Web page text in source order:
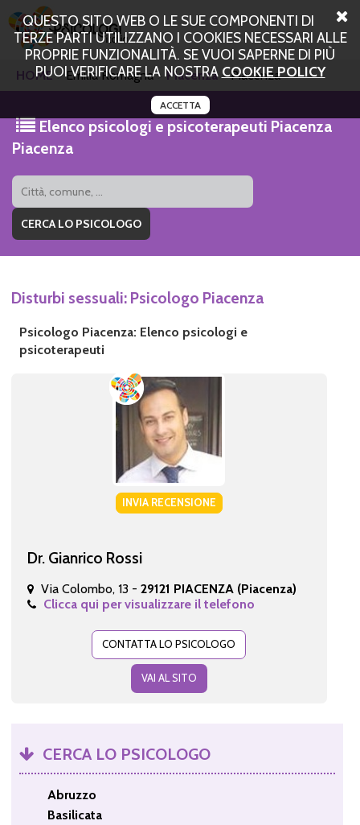
QUESTO SITO WEB O LE SUE COMPONENTI DI
TERZE PARTI UTILIZZANO I COOKIES NECESSARI ALLE
PROPRIE FUNZIONALITÀ. SE VUOI SAPERNE DI PIÙ
PUOI VERIFICARE LA NOSTRA COOKIE POLICY
ACCETTA
HOME Emilia Romagna Piacenza Piacenza
Elenco psicologi e psicoterapeuti Piacenza
Piacenza
Disturbi sessuali: Psicologo Piacenza
Psicologo Piacenza: Elenco psicologi e
psicoterapeuti
INVIA RECENSIONE
Dr. Gianrico Rossi
Via Colombo, 13 - 29121 PIACENZA (Piacenza)
Clicca qui per visualizzare il telefono
CONTATTA LO PSICOLOGO
VAI AL SITO
CERCA LO PSICOLOGO
Abruzzo
Basilicata